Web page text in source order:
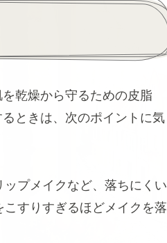
乾燥から守るための皮脂
ときは、次のポイントに気
ップメイクなど、落ちにくい
すりすぎるほどメイクを落